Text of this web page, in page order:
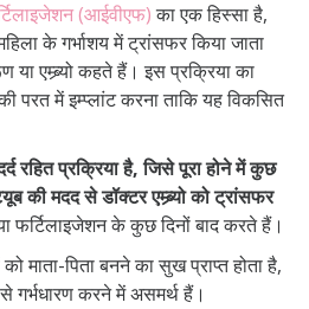
(आईवीएफ)का एक हिस्सा है,
के गर्भाशय में ट्रांसफर किया जाता
एम्ब्र्यो कहते हैं। इस प्रक्रिया का
की परत में इम्प्लांट करना ताकि यह विकसित
रहित प्रक्रिया है, जिसे पूरा होने में कुछ
की मदद से डॉक्टर एम्ब्र्यो को ट्रांसफर
फर्टिलाइजेशन के कुछ दिनों बाद करते हैं।
माता-पिता बनने का सुख प्राप्त होता है,
गर्भधारण करने में असमर्थ हैं।